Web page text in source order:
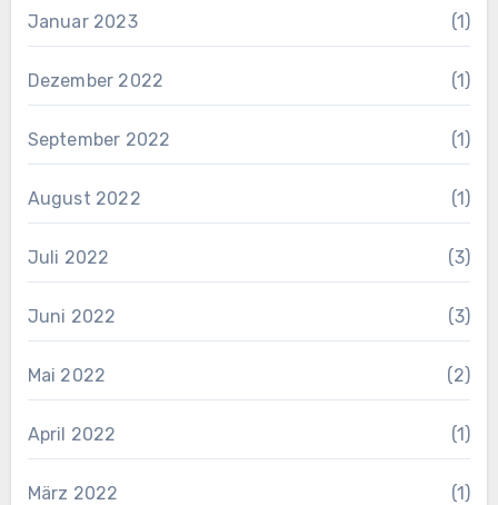
Januar 2023 (1)
Dezember 2022 (1)
September 2022 (1)
August 2022 (1)
Juli 2022 (3)
Juni 2022 (3)
Mai 2022 (2)
April 2022 (1)
März 2022 (1)